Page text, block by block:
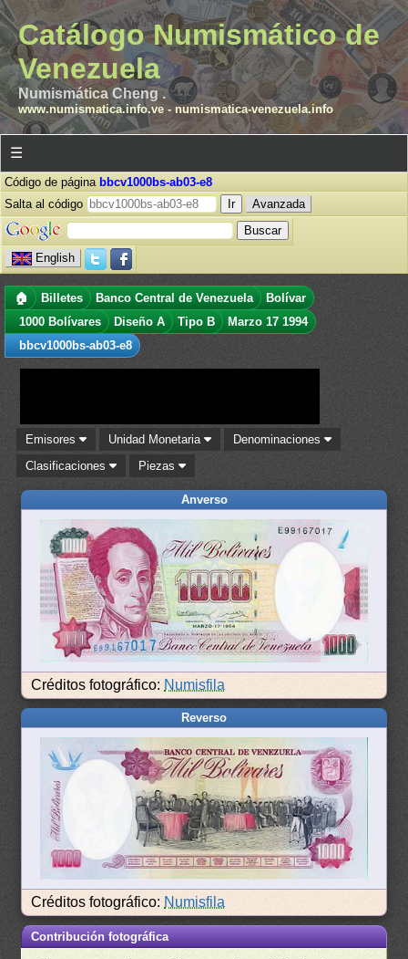
Catálogo Numismático de
Venezuela
Numismática Cheng .
www.numismatica.info.ve- numismatica-venezuela.info
☰
Código de página bbcv1000bs-ab03-e8
Salta al código
Avanzada
English
🏠 Billetes Banco Central de Venezuela
Bolívar
1000 Bolívares
Diseño A Tipo B
Marzo 17 1994
bbcv1000bs-ab03-e8
Emisores Unidad Monetaria
Denominaciones
Clasificaciones
Piezas
Anverso
Créditos fotográfico: Numisfila
Reverso
Créditos fotográfico: Numisfila
Contribución fotográfica